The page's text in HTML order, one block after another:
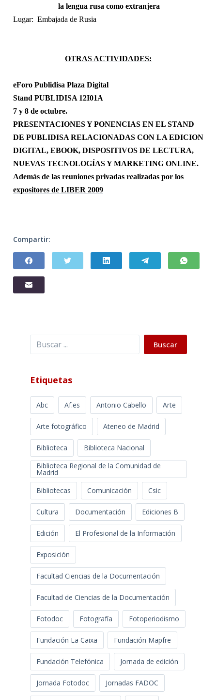
la lengua rusa como extranjera
Lugar: Embajada de Rusia
OTRAS ACTIVIDADES:
eForo Publidisa Plaza Digital
Stand PUBLIDISA 12I01A
7 y 8 de octubre.
PRESENTACIONES Y PONENCIAS EN EL STAND
DE PUBLIDISA RELACIONADAS CON LA EDICION
DIGITAL, EBOOK, DISPOSITIVOS DE LECTURA,
NUEVAS TECNOLOGÍAS Y MARKETING ONLINE.
Además de las reuniones privadas realizadas por los
expositores de LIBER 2009
Compartir:
Buscar Buscar
Etiquetas
Abc Af.es Antonio Cabello Arte
Arte fotográfico Ateneo de Madrid
Biblioteca
Biblioteca Nacional
Biblioteca Regional de la Comunidad de
Madrid
Bibliotecas
Comunicación Csic
Cultura Documentación Ediciones B
Edición El Profesional de la Información
Exposición
Facultad Ciencias de la Documentación
Facultad de Ciencias de la Documentación
Fotodoc Fotografía Fotoperiodismo
Fundación La Caixa Fundación Mapfre
Fundación Telefónica Jornada de edición
Jornada Fotodoc Jornadas FADOC